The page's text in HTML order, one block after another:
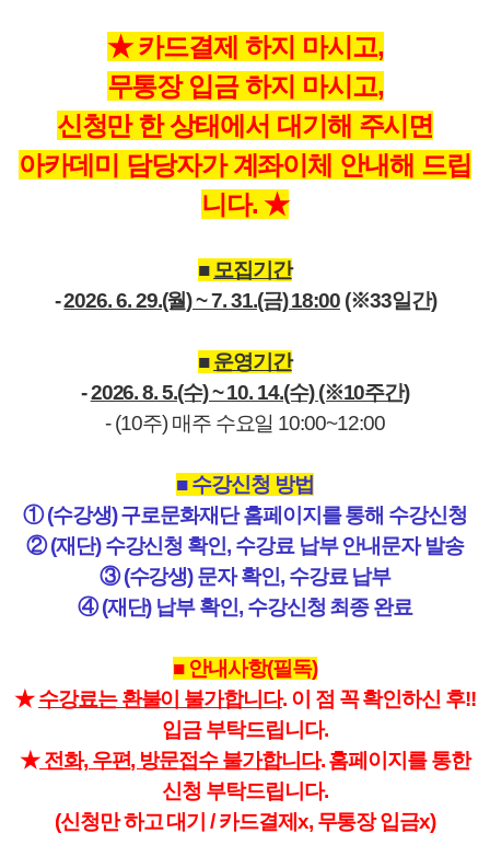
★ 카드결제 하지 마시고,
무통장 입금 하지 마시고,
신청만 한 상태에서 대기해 주시면
아카데미 담당자가 계좌이체 안내해 드립
니다. ★
■모집기간
-2026. 6. 29.(월) ~ 7. 31.(금) 18:00 (※33일간)
■운영기간
-2026. 8. 5.(수) ~ 10. 14.(수) (※10주간)
- (10주) 매주 수요일 10:00~12:00
■ 수강신청 방법
① (수강생) 구로문화재단 홈페이지를 통해 수강신청
② (재단) 수강신청 확인, 수강료 납부 안내문자 발송
③ (수강생) 문자 확인, 수강료 납부
④ (재단) 납부 확인, 수강신청 최종 완료
■ 안내사항(필독)
★수강료는 환불이 불가합니다. 이 점 꼭 확인하신 후!!
입금 부탁드립니다.
★전화, 우편, 방문접수 불가합니다. 홈페이지를 통한
신청 부탁드립니다.
(신청만 하고 대기 / 카드결제x, 무통장 입금x)